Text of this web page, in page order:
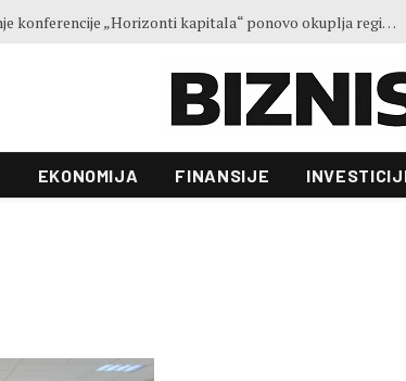
Treće izdanje konferencije „Horizonti kapitala“ ponovo okuplja regionalne lidere u Sarajevu
EKONOMIJA FINANSIJE